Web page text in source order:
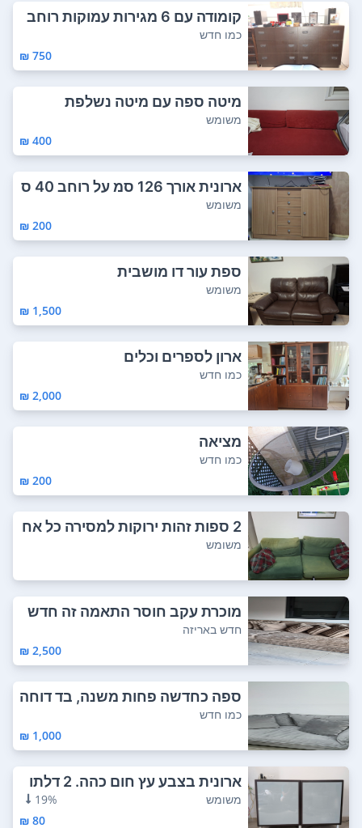
קומודה עם 6 מגירות עמוקות רוחב
68 סמ א...
כמו חדש
750 ₪
מיטה ספה עם מיטה נשלפת
משומש
400 ₪
ארונית אורך 126 סמ על רוחב 40 ס
מ על גובה...
משומש
200 ₪
ספת עור דו מושבית
משומש
1,500 ₪
ארון לספרים וכלים
כמו חדש
2,000 ₪
מציאה
כמו חדש
200 ₪
2 ספות זהות ירוקות למסירה כל אח
ת 2 מטר ...
משומש
מוכרת עקב חוסר התאמה זה חדש
נקנה לפני 2...
חדש באריזה
2,500 ₪
ספה כחדשה פחות משנה, בד דוחה
כתמים, ללא...
כמו חדש
1,000 ₪
ארונית בצבע עץ חום כהה. 2 דלתו
ת זכוכית ח...
משומש
19%
80 ₪